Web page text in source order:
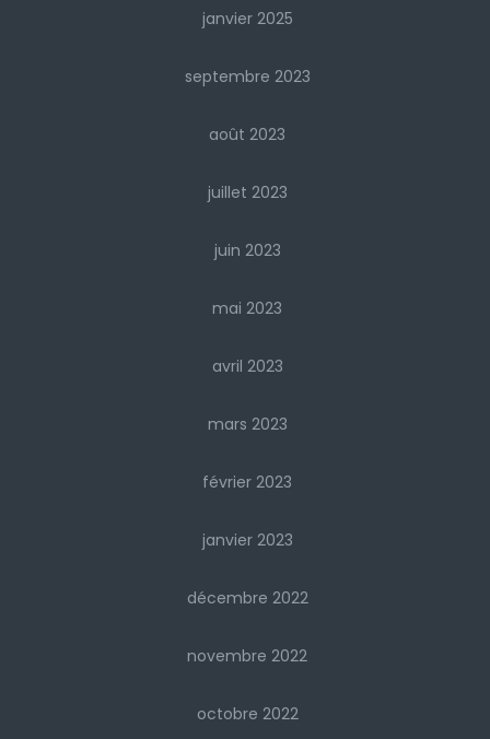
janvier 2025
septembre 2023
août 2023
juillet 2023
juin 2023
mai 2023
avril 2023
mars 2023
février 2023
janvier 2023
décembre 2022
novembre 2022
octobre 2022